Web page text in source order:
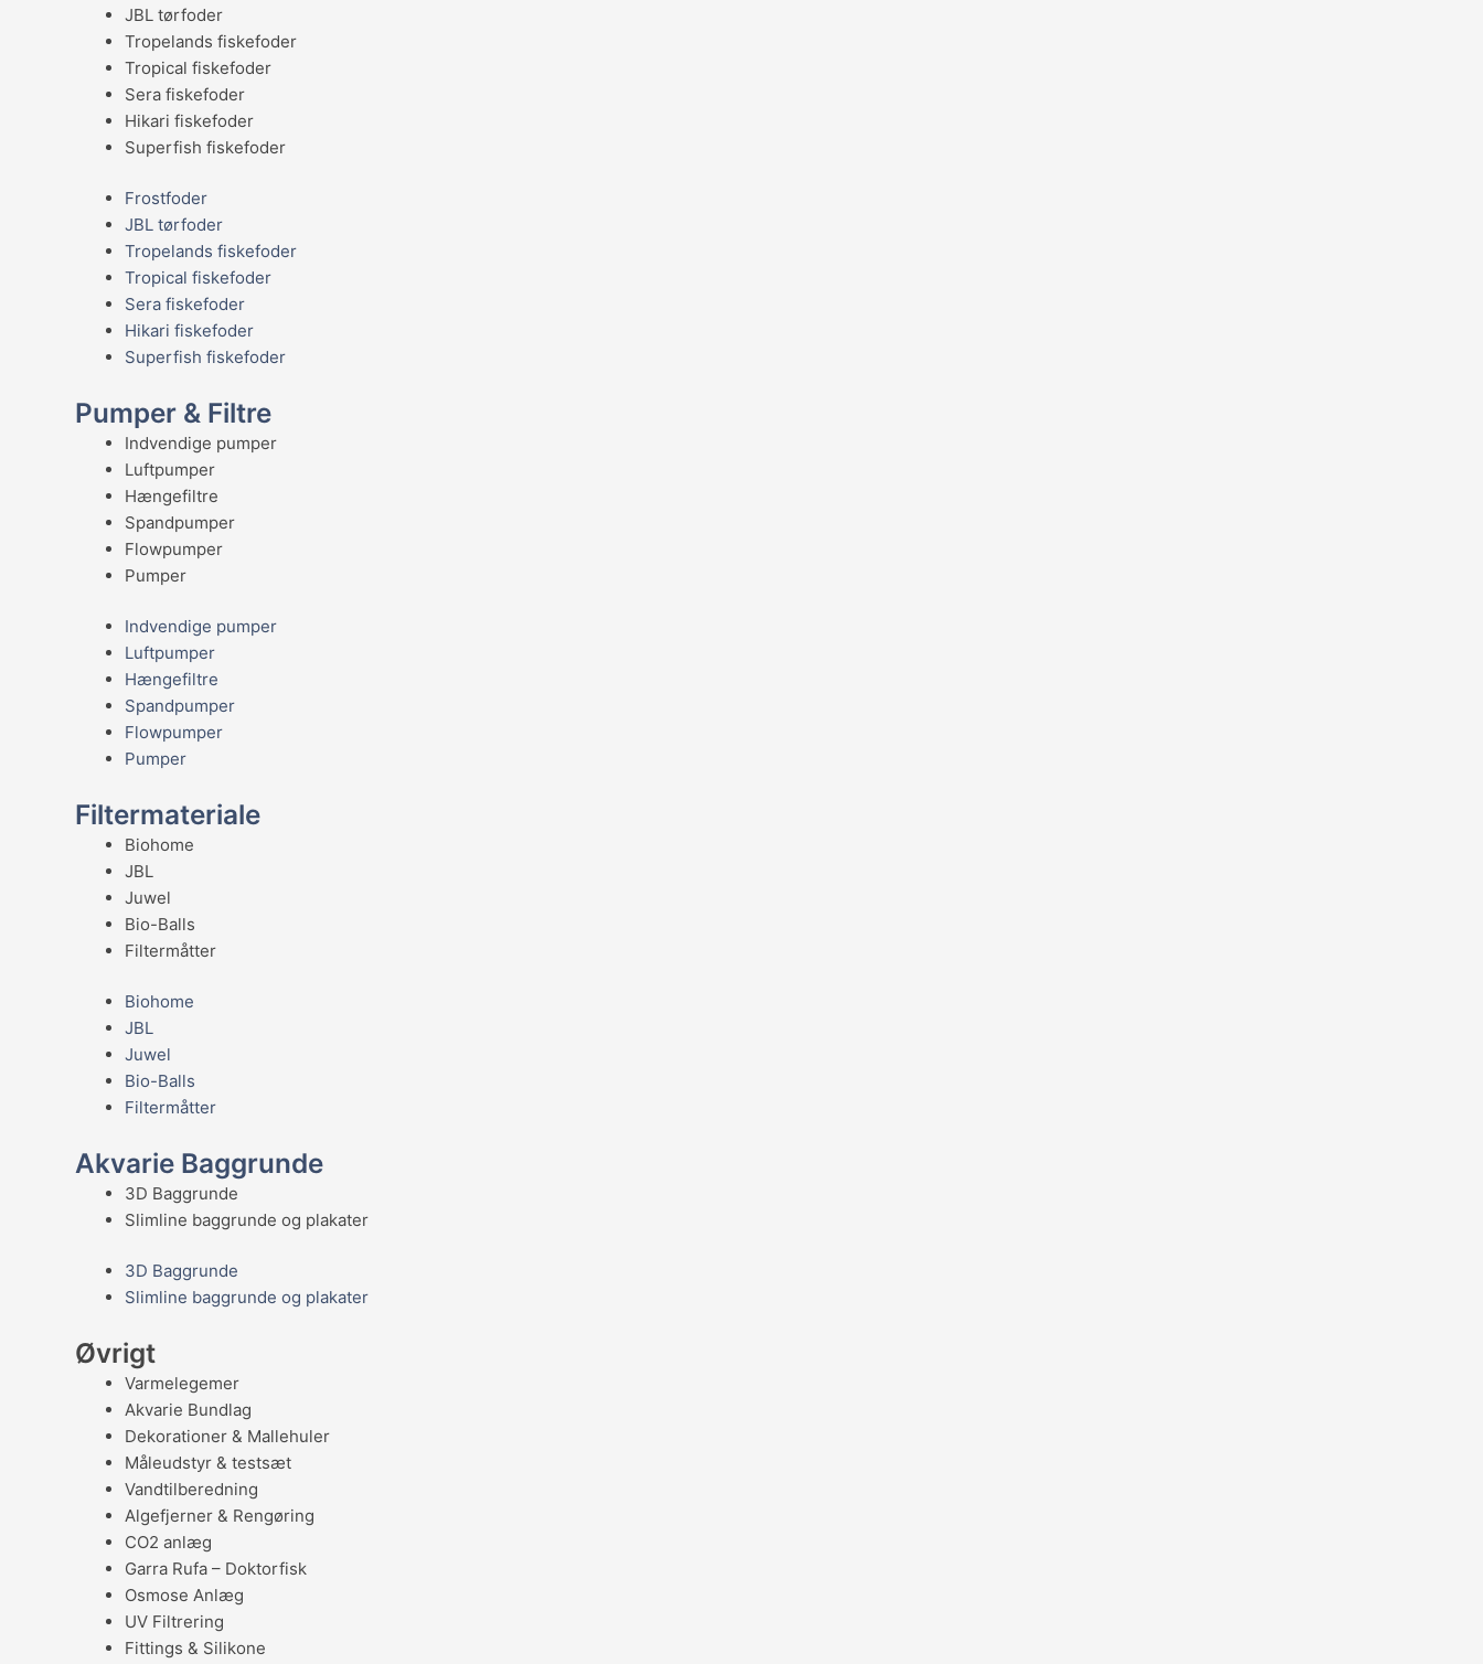
JBL tørfoder
Tropelands fiskefoder
Tropical fiskefoder
Sera fiskefoder
Hikari fiskefoder
Superfish fiskefoder
Frostfoder
JBL tørfoder
Tropelands fiskefoder
Tropical fiskefoder
Sera fiskefoder
Hikari fiskefoder
Superfish fiskefoder
Pumper & Filtre
Indvendige pumper
Luftpumper
Hængefiltre
Spandpumper
Flowpumper
Pumper
Indvendige pumper
Luftpumper
Hængefiltre
Spandpumper
Flowpumper
Pumper
Filtermateriale
Biohome
JBL
Juwel
Bio-Balls
Filtermåtter
Biohome
JBL
Juwel
Bio-Balls
Filtermåtter
Akvarie Baggrunde
3D Baggrunde
Slimline baggrunde og plakater
3D Baggrunde
Slimline baggrunde og plakater
Øvrigt
Varmelegemer
Akvarie Bundlag
Dekorationer & Mallehuler
Måleudstyr & testsæt
Vandtilberedning
Algefjerner & Rengøring
CO2 anlæg
Garra Rufa – Doktorfisk
Osmose Anlæg
UV Filtrering
Fittings & Silikone